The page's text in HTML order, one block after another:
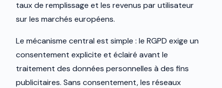
taux de remplissage et les revenus par utilisateur
sur les marchés européens.
Le mécanisme central est simple : le RGPD exige un
consentement explicite et éclairé avant le
traitement des données personnelles à des fins
publicitaires. Sans consentement, les réseaux